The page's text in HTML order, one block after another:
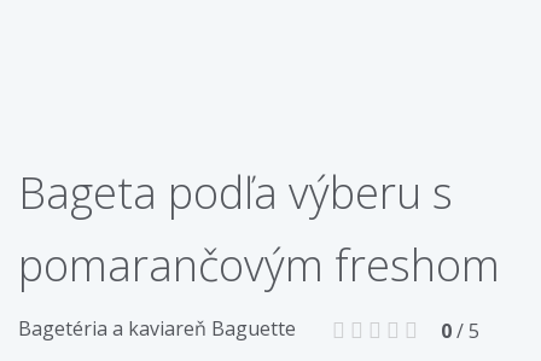
Bageta podľa výberu s
pomarančovým freshom
Bagetéria a kaviareň Baguette 0/ 5